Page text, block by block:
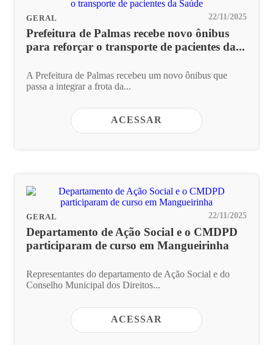
GERAL 22/11/2025
Prefeitura de Palmas recebe novo ônibus
para reforçar o transporte de pacientes da...
A Prefeitura de Palmas recebeu um novo ônibus que
passa a integrar a frota da...
ACESSAR
GERAL 22/11/2025
Departamento de Ação Social e o CMDPD
participaram de curso em Mangueirinha
Representantes do departamento de Ação Social e do
Conselho Municipal dos Direitos...
ACESSAR